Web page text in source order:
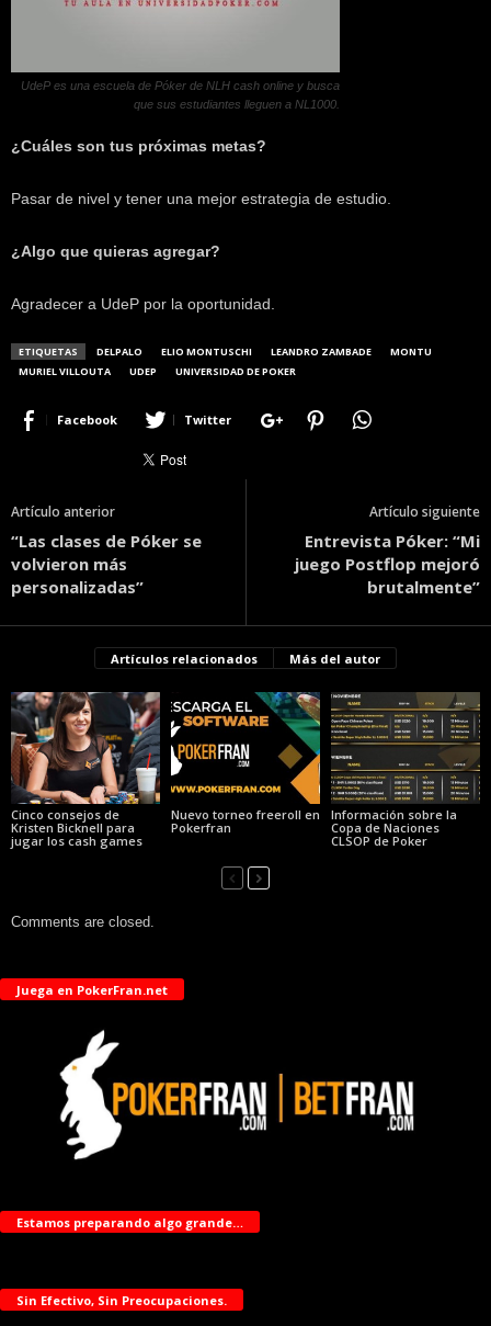
UdeP es una escuela de Póker de NLH cash online y busca
que sus estudiantes lleguen a NL1000.
¿Cuáles son tus próximas metas?
Pasar de nivel y tener una mejor estrategia de estudio.
¿Algo que quieras agregar?
Agradecer a UdeP por la oportunidad.
ETIQUETAS DELPALO ELIO MONTUSCHI LEANDRO ZAMBADE
MONTU
MURIEL VILLOUTA
UDEP UNIVERSIDAD DE POKER
Facebook Twitter
Artículo anterior
“Las clases de Póker se
volvieron más
personalizadas”
Artículo siguiente
Entrevista Póker: “Mi
juego Postflop mejoró
brutalmente”
Artículos relacionados Más del autor
Cinco consejos de
Kristen Bicknell para
jugar los cash games
Nuevo torneo freeroll en
Pokerfran
Información sobre la
Copa de Naciones
CLSOP de Poker
Comments are closed.
Juega en PokerFran.net
Estamos preparando algo grande…
Sin Efectivo, Sin Preocupaciones.